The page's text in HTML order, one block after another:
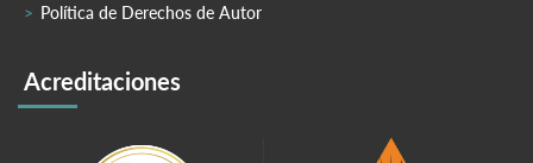
Política de Derechos de Autor
Acreditaciones